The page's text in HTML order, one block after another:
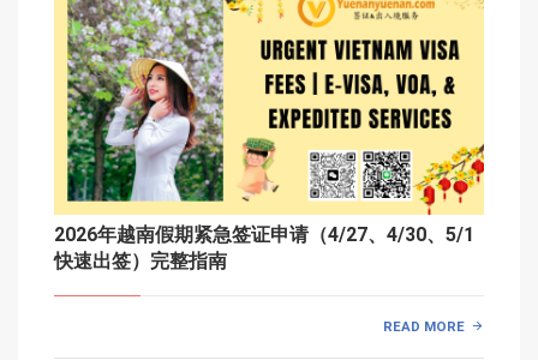
2026年越南假期紧急签证申请（4/27、4/30、5/1
快速出签）完整指南
READ MORE